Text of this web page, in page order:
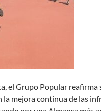
el Grupo Popular reafirma
la mejora continua de las